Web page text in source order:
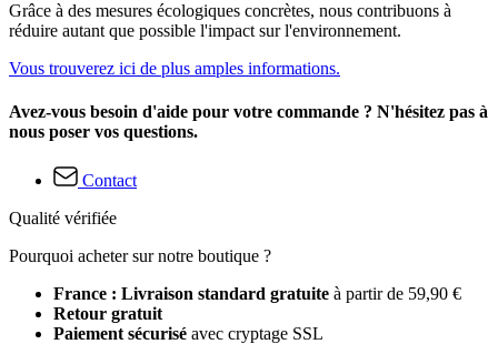
Grâce à des mesures écologiques concrètes, nous contribuons à
réduire autant que possible l'impact sur l'environnement.
Vous trouverez ici de plus amples informations.
Avez-vous besoin d'aide pour votre commande ? N'hésitez pas à
nous poser vos questions.
Contact
Qualité vérifiée
Pourquoi acheter sur notre boutique ?
France : Livraison standard gratuite à partir de 59,90 €
Retour gratuit
Paiement sécurisé avec cryptage SSL